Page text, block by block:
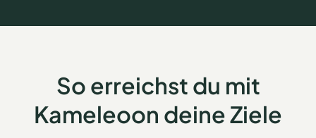
So erreichst du mit
Kameleoon deine Ziele